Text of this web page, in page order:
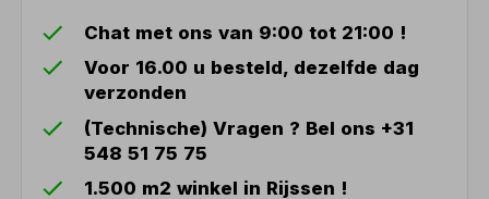
Chat met ons van 9:00 tot 21:00 !
Voor 16.00 u besteld, dezelfde dag
verzonden
(Technische) Vragen ? Bel ons +31
548 51 75 75
1.500 m2 winkel in Rijssen !